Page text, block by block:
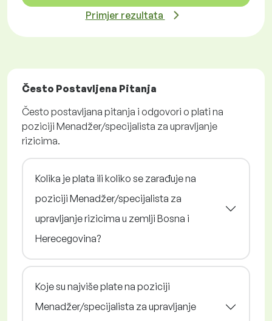
Primjer rezultata
Često Postavljena Pitanja
Često postavljana pitanja i odgovori o plati na
poziciji Menadžer/specijalista za upravljanje
rizicima.
Kolika je plata ili koliko se zarađuje na
poziciji Menadžer/specijalista za
upravljanje rizicima u zemlji Bosna i
Herecegovina?
Koje su najviše plate na poziciji
Menadžer/specijalista za upravljanje